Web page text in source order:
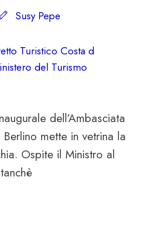
Susy Pepe
Turistico Costa d
del Turismo
dell’Ambasciata
mette in vetrina la
Ospite il Ministro al